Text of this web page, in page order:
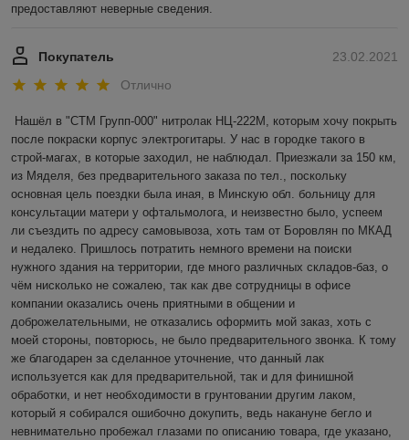
предоставляют неверные сведения.
23.02.2021
Покупатель
Отлично
Нашёл в "СТМ Групп-000" нитролак НЦ-222М, которым хочу покрыть
после покраски корпус электрогитары. У нас в городке такого в
строй-магах, в которые заходил, не наблюдал. Приезжали за 150 км,
из Мяделя, без предварительного заказа по тел., поскольку
основная цель поездки была иная, в Минскую обл. больницу для
консультации матери у офтальмолога, и неизвестно было, успеем
ли съездить по адресу самовывоза, хоть там от Боровлян по МКАД
и недалеко. Пришлось потратить немного времени на поиски
нужного здания на территории, где много различных складов-баз, о
чём нисколько не сожалею, так как две сотрудницы в офисе
компании оказались очень приятными в общении и
доброжелательными, не отказались оформить мой заказ, хоть с
моей стороны, повторюсь, не было предварительного звонка. К тому
же благодарен за сделанное уточнение, что данный лак
используется как для предварительной, так и для финишной
обработки, и нет необходимости в грунтовании другим лаком,
который я собирался ошибочно докупить, ведь накануне бегло и
невнимательно пробежал глазами по описанию товара, где указано,